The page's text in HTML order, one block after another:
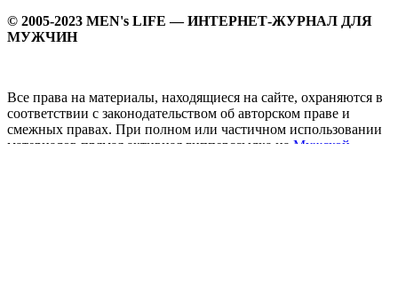
© 2005-2023 MEN's LIFE — ИНТЕРНЕТ-ЖУРНАЛ ДЛЯ
МУЖЧИН
Все права на материалы, находящиеся на сайте, охраняются в
соответствии с законодательством об авторском праве и
смежных правах. При полном или частичном использовании
материалов прямая активная гипперссылка на Мужской